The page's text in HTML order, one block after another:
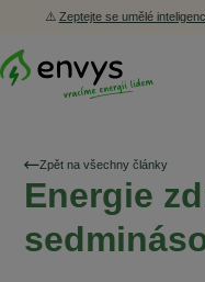
⚠️ Zeptejte se umělé
Zpět na všechny články
Energie